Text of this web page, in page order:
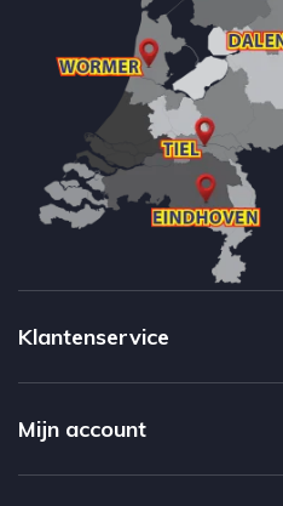
Klantenservice
Mijn account